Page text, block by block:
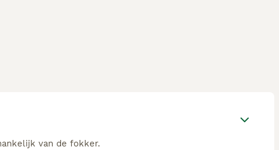
van de fokker.